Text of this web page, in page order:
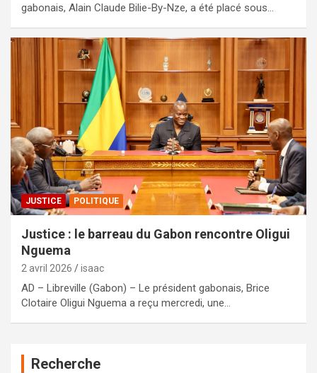
gabonais, Alain Claude Bilie-By-Nze, a été placé sous…
JUSTICE POLITIQUE
Justice : le barreau du Gabon rencontre Oligui
Nguema
2 avril 2026 isaac
AD – Libreville (Gabon) – Le président gabonais, Brice
Clotaire Oligui Nguema a reçu mercredi, une…
Recherche